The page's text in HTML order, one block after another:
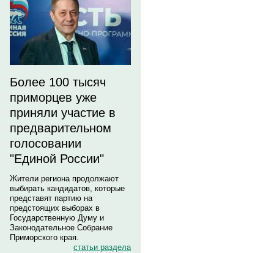
Более 100 тысяч
приморцев уже
приняли участие в
предварительном
голосовании
"Единой России"
Жители региона продолжают
выбирать кандидатов, которые
представят партию на
предстоящих выборах в
Государственную Думу и
Законодательное Собрание
Приморского края.
статьи раздела